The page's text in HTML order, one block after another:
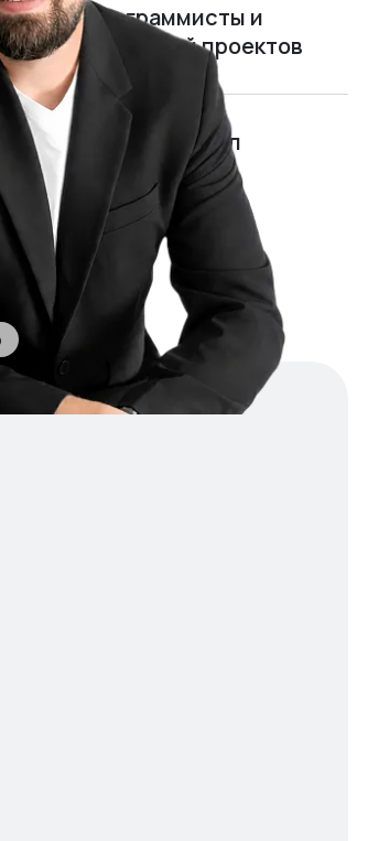
программисты и
руководителей проектов
и едва не закрыл
в год